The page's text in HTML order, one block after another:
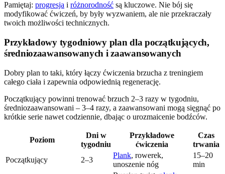
Pamiętaj: progresja i różnorodność są kluczowe. Nie bój się
modyfikować ćwiczeń, by były wyzwaniem, ale nie przekraczały
twoich możliwości technicznych.
Przykładowy tygodniowy plan dla początkujących,
średniozaawansowanych i zaawansowanych
Dobry plan to taki, który łączy ćwiczenia brzucha z treningiem
całego ciała i zapewnia odpowiednią regenerację.
Początkujący powinni trenować brzuch 2–3 razy w tygodniu,
średniozaawansowani – 3–4 razy, a zaawansowani mogą sięgnąć po
krótkie serie nawet codziennie, dbając o urozmaicenie bodźców.
Poziom
Dni w
tygodniu
Przykładowe
ćwiczenia
Czas
trwania
Początkujący
2–3
Plank, rowerek,
unoszenie nóg
15–20
min